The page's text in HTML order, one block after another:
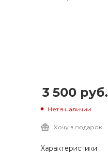
3 500 руб.
Нет в наличии
Хочу в подарок
Характеристики